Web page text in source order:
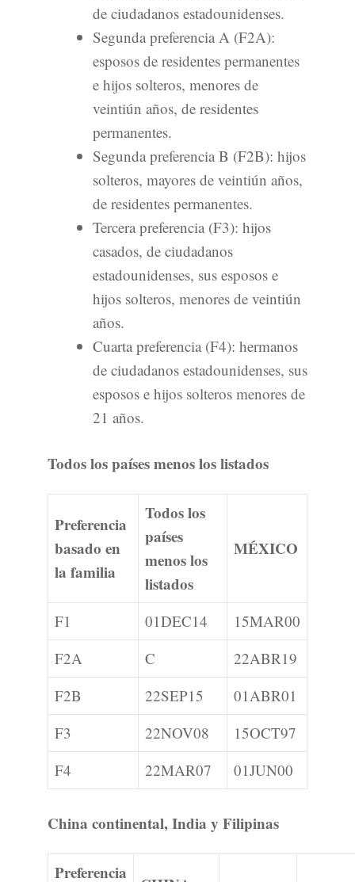
de ciudadanos estadounidenses.
Segunda preferencia A (F2A):
esposos de residentes permanentes
e hijos solteros, menores de
veintiún años, de residentes
permanentes.
Segunda preferencia B (F2B): hijos
solteros, mayores de veintiún años,
de residentes permanentes.
Tercera preferencia (F3): hijos
casados, de ciudadanos
estadounidenses, sus esposos e
hijos solteros, menores de veintiún
años.
Cuarta preferencia (F4): hermanos
de ciudadanos estadounidenses, sus
esposos e hijos solteros menores de
21 años.
Todos los países menos los listados
Preferencia
basado en
la familia
Todos los
países
menos los
listados
MÉXICO
F1 01DEC14
15MAR00
F2A
C
22ABR19
F2B
22SEP15
01ABR01
F3
22NOV08
15OCT97
F4
22MAR07 01JUN00
China continental, India y Filipinas
Preferencia